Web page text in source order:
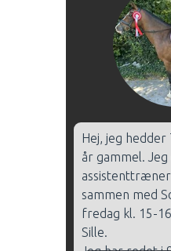
Hej, jeg hedder
år gammel.
sammen med
fredag kl. 15-
Sille.